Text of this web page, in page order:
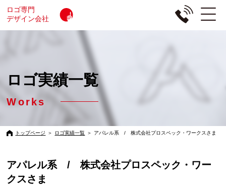
ロゴ専門
デザイン会社
ロゴ実績一覧
Works
トップページ ＞ ロゴ実績一覧 ＞ アパレル系 / 株式会社プロスペック・ワークスさま
アパレル系 / 株式会社プロスペック・ワー
クスさま